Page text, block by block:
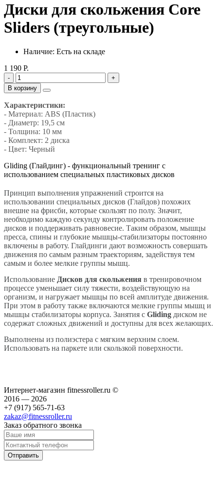
Диски для скольжения Core
Sliders (треугольные)
Наличие: Есть на складе
1 190 Р.
-
+
В корзину
Характеристики:
- Материал: ABS (Пластик)
- Диаметр: 19,5 см
- Толщина: 10 мм
- Комплект: 2 диска
- Цвет: Черный
Gliding (Глайдинг) - функциональный тренинг с
использованием специальных пластиковых дисков
Принцип выполнения упражнений строится на
использовании специальных дисков (Глайдов) похожих
внешне на фрисби, которые скользят по полу. Значит,
необходимо каждую секунду контролировать положение
дисков и поддерживать равновесие. Таким образом, мышцы
пресса, спины и глубокие мышцы-стабилизаторы постоянно
включены в работу. Глайдинги дают возможность совершать
движения по самым разным траекториям, задействуя тем
самым и более мелкие группы мышц.
Использование Дисков для скольжения в тренировочном
процессе уменьшает силу тяжести, воздействующую на
организм, и нагружает мышцы по всей амплитуде движения.
При этом в работу также включаются мелкие группы мышц и
мышцы стабилизаторы корпуса. Занятия с Gliding диском не
содержат сложных движений и доступны для всех желающих.
Выполнены из полиэстера с мягким верхним слоем.
Использовать на паркете или скользкой поверхности.
Интернет-магазин fitnessroller.ru ©
2016 — 2026
+7 (917) 565-71-63
zakaz@fitnessroller.ru
Заказ обратного звонка
Отправить